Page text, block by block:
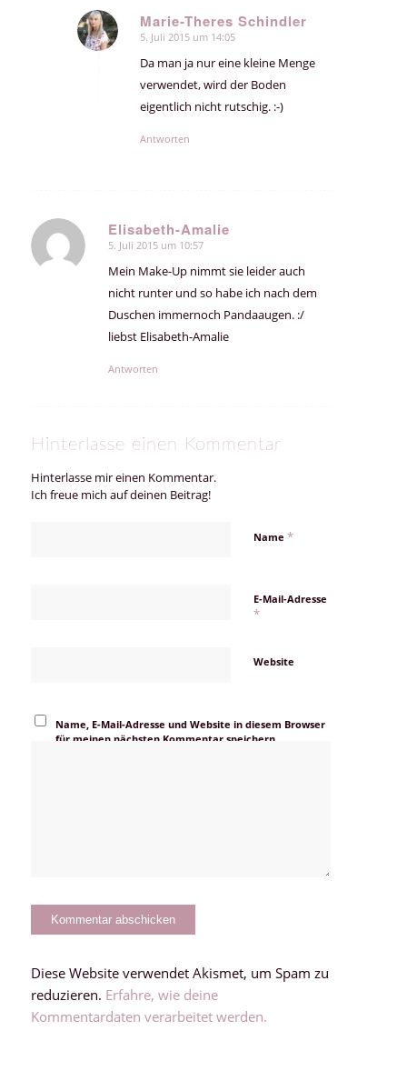
Marie-Theres Schindler
sagte:
5. Juli 2015 um 14:05
Da man ja nur eine kleine Menge
verwendet, wird der Boden
eigentlich nicht rutschig. :-)
Antworten
Elisabeth-Amalie
sagte:
5. Juli 2015 um 10:57
Mein Make-Up nimmt sie leider auch
nicht runter und so habe ich nach dem
Duschen immernoch Pandaaugen. :/
liebst Elisabeth-Amalie
Antworten
Hinterlasse einen Kommentar
Hinterlasse mir einen Kommentar.
Ich freue mich auf deinen Beitrag!
Name *
E-Mail-Adresse
*
Website
Name, E-Mail-Adresse und Website in diesem Browser
für meinen nächsten Kommentar speichern.
Diese Website verwendet Akismet, um Spam zu
reduzieren. Erfahre, wie deine
Kommentardaten verarbeitet werden.